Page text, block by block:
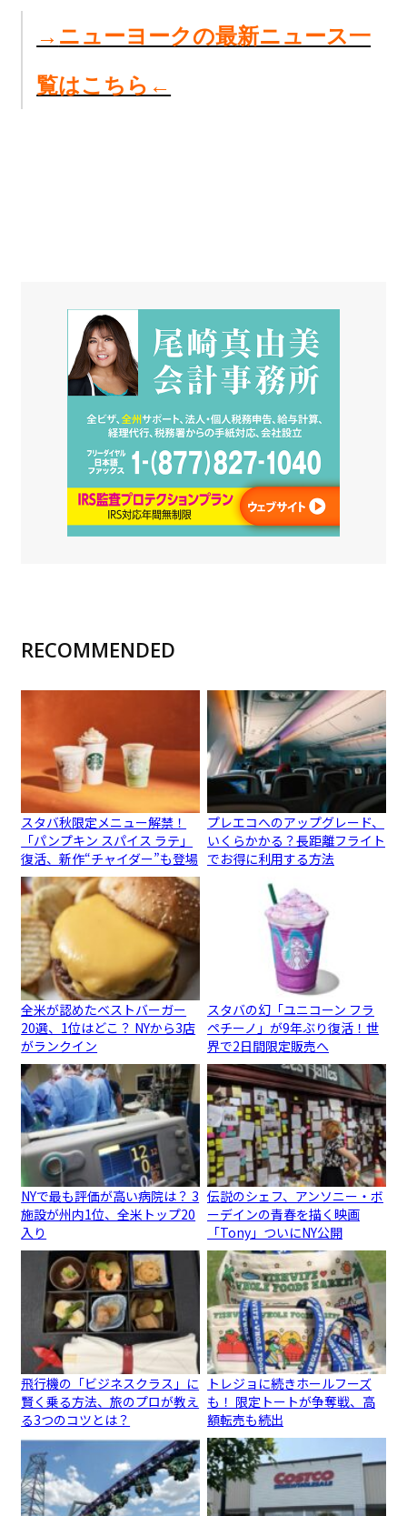
→ ニューヨークの最新ニュース一
覧はこちら←
RECOMMENDED
スタバ秋限定メニュー解禁！
「パンプキン スパイス ラテ」
復活、新作“チャイダー”も登場
プレエコへのアップグレード、
いくらかかる？長距離フライト
でお得に利用する方法
全米が認めたベストバーガー
20選、1位はどこ？ NYから3店
がランクイン
スタバの幻「ユニコーン フラ
ペチーノ」が9年ぶり復活！世
界で2日間限定販売へ
NYで最も評価が高い病院は？ 3
施設が州内1位、全米トップ20
入り
伝説のシェフ、アンソニー・ボ
ーデインの青春を描く映画
「Tony」ついにNY公開
飛行機の「ビジネスクラス」に
賢く乗る方法、旅のプロが教え
る3つのコツとは？
トレジョに続きホールフーズ
も！ 限定トートが争奪戦、高
額転売も続出